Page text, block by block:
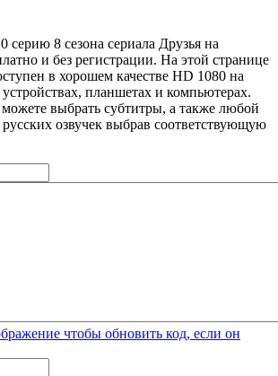
серию 8 сезона сериала Друзья на
и без регистрации. На этой странице
в хорошем качестве HD 1080 на
планшетах и компьютерах.
выбрать субтитры, а также любой
озвучек выбрав соответствующую